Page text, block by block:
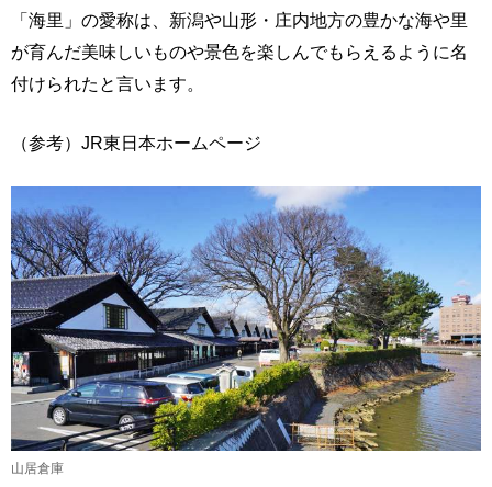
「海里」の愛称は、新潟や山形・庄内地方の豊かな海や里
が育んだ美味しいものや景色を楽しんでもらえるように名
付けられたと言います。
（参考）JR東日本ホームページ
山居倉庫